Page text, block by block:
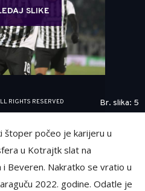
SLIKE
RIGHTS RESERVED Br. slika: 5
štoper počeo je karijeru u
u Kotrajtk slat na
Beveren. Nakratko se vratio u
2022. godine. Odatle je